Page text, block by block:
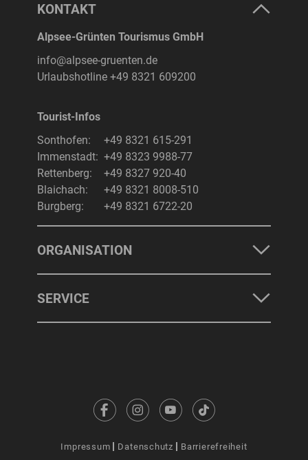
KONTAKT
Alpsee-Grünten Tourismus GmbH
info@alpsee-gruenten.de
Urlaubshotline +49 8321 609200
Tourist-Infos
Sonthofen:
+49 8321 615-291
Immenstadt: +49 8323 9988-77
Rettenberg:
+49 8327 920-40
Blaichach:
+49 8321 8008-510
Burgberg:
+49 8321 6722-20
ORGANISATION
SERVICE
Impressum Datenschutz Barrierefreiheit